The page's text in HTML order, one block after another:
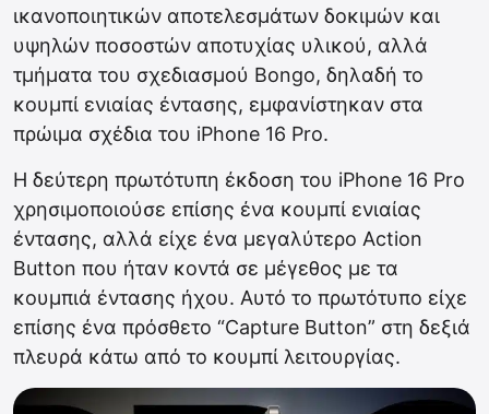
ικανοποιητικών αποτελεσμάτων δοκιμών και
υψηλών ποσοστών αποτυχίας υλικού, αλλά
τμήματα του σχεδιασμού Bongo, δηλαδή το
κουμπί ενιαίας έντασης, εμφανίστηκαν στα
πρώιμα σχέδια του ‌iPhone 16 Pro‌.
Η δεύτερη πρωτότυπη έκδοση του iPhone 16 Pro
χρησιμοποιούσε επίσης ένα κουμπί ενιαίας
έντασης, αλλά είχε ένα μεγαλύτερο Αction
Button που ήταν κοντά σε μέγεθος με τα
κουμπιά έντασης ήχου. Αυτό το πρωτότυπο είχε
επίσης ένα πρόσθετο “Capture Button” στη δεξιά
πλευρά κάτω από το κουμπί λειτουργίας.